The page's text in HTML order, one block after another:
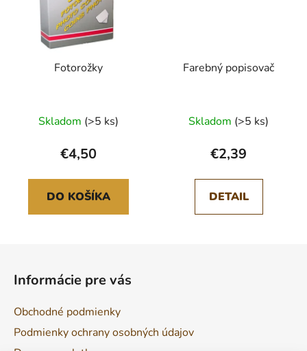
Fotorožky
Skladom (>5 ks)
€4,50
DO KOŠÍKA
Farebný popisovač
Skladom (>5 ks)
€2,39
DETAIL
Informácie pre vás
Obchodné podmienky
Podmienky ochrany osobných údajov